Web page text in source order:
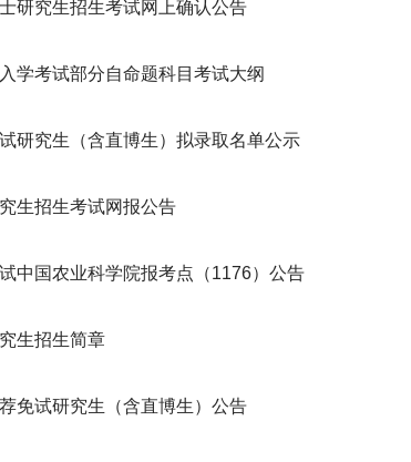
研究生招生考试网上确认公告
学考试部分自命题科目考试大纲
研究生（含直博生）拟录取名单公示
生招生考试网报公告
中国农业科学院报考点（1176）公告
生招生简章
免试研究生（含直博生）公告